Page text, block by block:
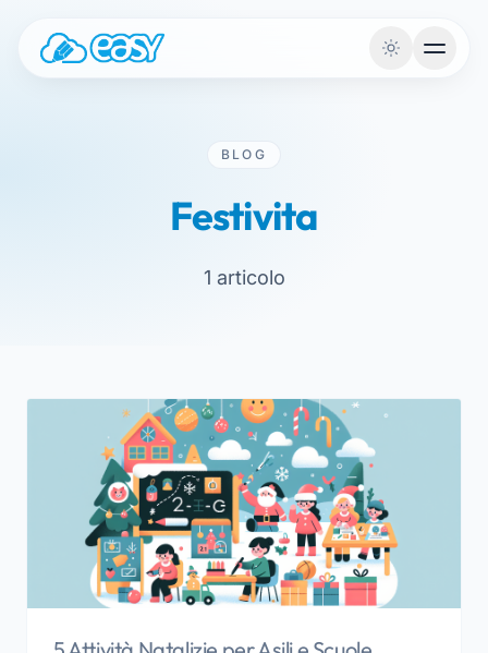
BLOG
Festivita
1 articolo